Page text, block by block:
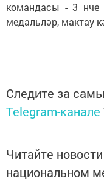
командасы - 3 нче
медальләр, мактау
Следите за
Telegram-канале
Читайте
национальном